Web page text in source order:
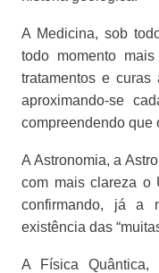
A Medicina, sob
todo momento
tratamentos e curas
aproximando-se
compreendendo que
A Astronomia, a
com mais clareza o
confirmando, já a
existência das
A Física Quântica,